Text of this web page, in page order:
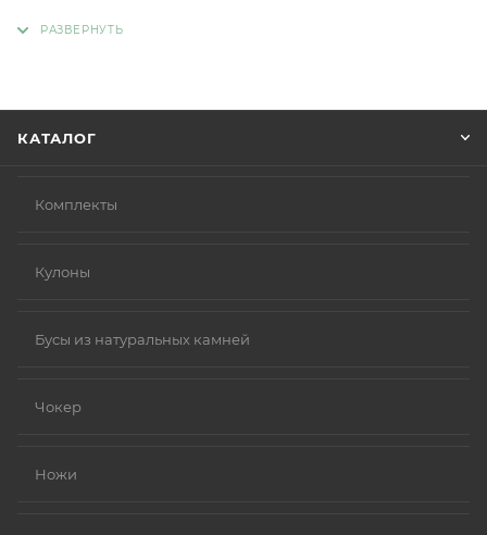
КАТАЛОГ
Комплекты
Кулоны
Бусы из натуральных камней
Чокер
Ножи